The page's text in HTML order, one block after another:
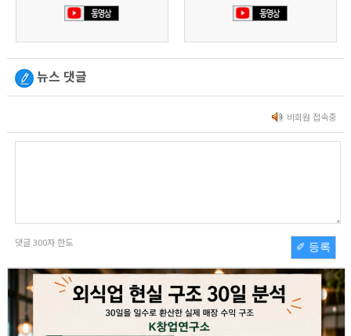
뉴스 댓글
비회원 접속중
댓글300자 한도 ✐ 등록